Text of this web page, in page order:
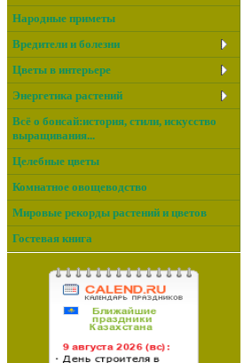
Народные приметы
Вредители и болезни
Цветы в интерьере
Энергетика растений
Всё о бонсай:история, стили, искусство
выращивания...
Целебные цветы
Комнатное овощеводство
Мировые рекорды растений и цветов
Гостевая книга